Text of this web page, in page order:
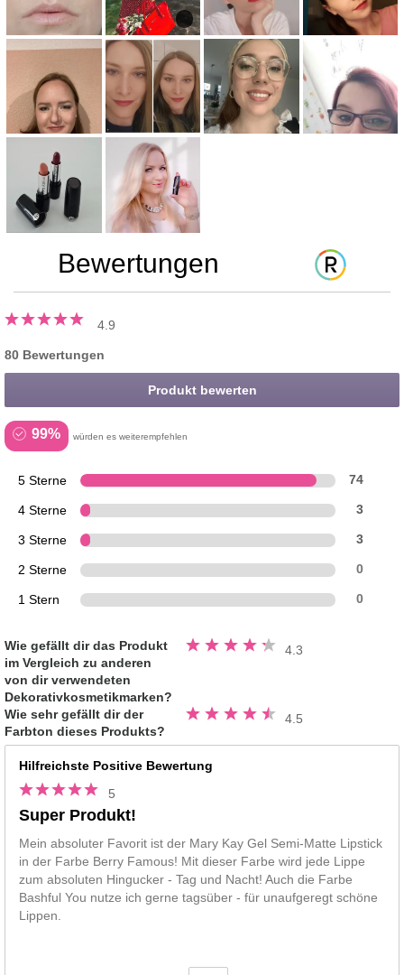
Bewertungen
4.9
80 Bewertungen
Produkt bewerten
99% würden es weiterempfehlen
5 Sterne 74
4 Sterne 3
3 Sterne 3
2 Sterne 0
1 Stern 0
Wie gefällt dir das Produkt
im Vergleich zu anderen
von dir verwendeten
Dekorativkosmetikmarken?
4.3
Bewertung
4.3
Wie sehr gefällt dir der
Farbton dieses Produkts?
4.5
Bewertung
4.5
5
Hilfreichste Positive Bewertung
5
Super Produkt!
Mein absoluter Favorit ist der Mary Kay Gel Semi-Matte Lipstick
in der Farbe Berry Famous! Mit dieser Farbe wird jede Lippe
zum absoluten Hingucker - Tag und Nacht! Auch die Farbe
Bashful You nutze ich gerne tagsüber - für unaufgeregt schöne
Lippen.